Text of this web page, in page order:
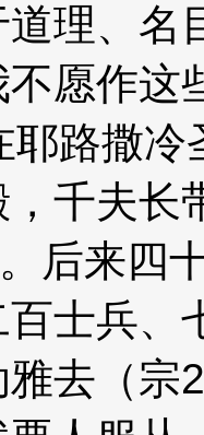
理、名
不愿作这
耶路撒
千夫长
后来四
士兵、
去（宗